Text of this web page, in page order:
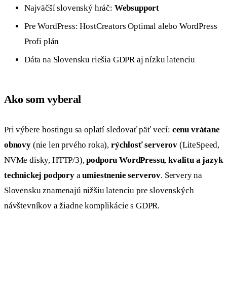
Najväčší slovenský hráč: Websupport
Pre WordPress: HostCreators Optimal alebo WordPress
Profi plán
Dáta na Slovensku riešia GDPR aj nízku latenciu
Ako som vyberal
Pri výbere hostingu sa oplatí sledovať päť vecí: cenu vrátane
obnovy (nie len prvého roka), rýchlosť serverov (LiteSpeed,
NVMe disky, HTTP/3),podporu WordPressu,kvalitu a jazyk
technickej podporyaumiestnenie serverov. Servery na
Slovensku znamenajú nižšiu latenciu pre slovenských
návštevníkov a žiadne komplikácie s GDPR.